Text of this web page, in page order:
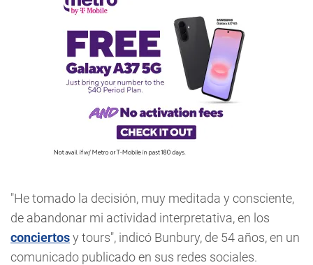
"He tomado la decisión, muy meditada y consciente,
de abandonar mi actividad interpretativa, en los
conciertosy tours", indicó Bunbury, de 54 años, en un
comunicado publicado en sus redes sociales.